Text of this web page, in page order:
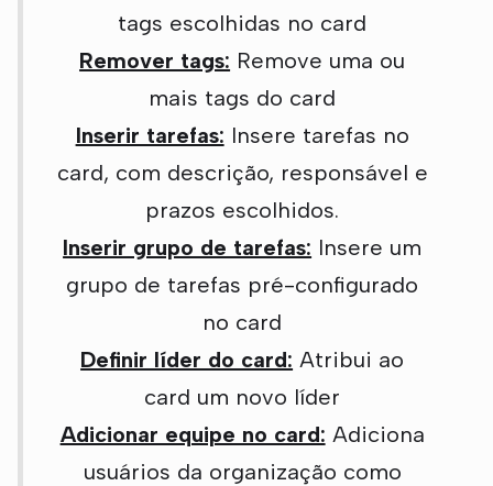
tags escolhidas no card
Remover tags: Remove uma ou
mais tags do card
Inserir tarefas: Insere tarefas no
card, com descrição, responsável e
prazos escolhidos.
Inserir grupo de tarefas: Insere um
grupo de tarefas pré-configurado
no card
Definir líder do card: Atribui ao
card um novo líder
Adicionar equipe no card: Adiciona
usuários da organização como